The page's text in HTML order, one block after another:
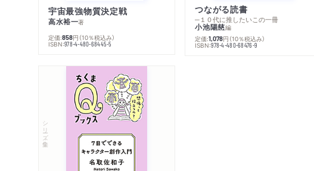
宇宙最強物質決定戦
高水裕一著
定価:858円 （10％税込み）
ISBN:978-4-480-68445-5
つながる読書
─１０代に推したいこの一冊
小池陽慈編
定価:1,078円 （10％税込み）
ISBN:978-4-480-68476-9
シリーズ・全集